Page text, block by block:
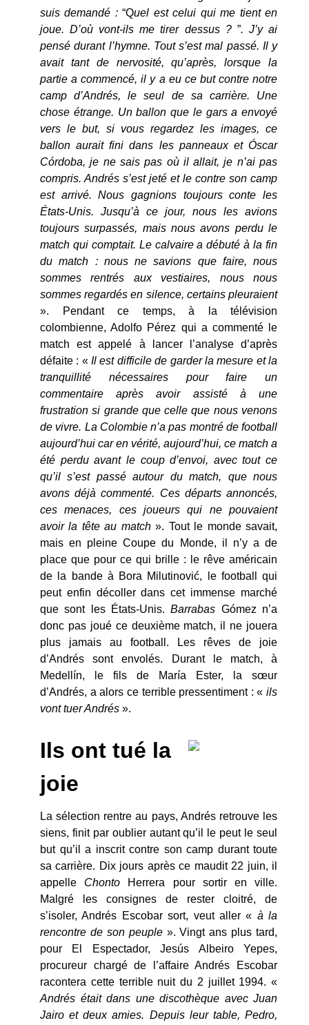
suis demandé :“Quel est celui qui me tient en
joue. D’où vont-ils me tirer dessus ?”. J’y ai
pensé durant l’hymne. Tout s’est mal passé. Il y
avait tant de nervosité, qu’après, lorsque la
partie a commencé, il y a eu ce but contre notre
camp d’Andrés, le seul de sa carrière. Une
chose étrange. Un ballon que le gars a envoyé
vers le but, si vous regardez les images, ce
ballon aurait fini dans les panneaux et Óscar
Córdoba, je ne sais pas où il allait, je n’ai pas
compris. Andrés s’est jeté et le contre son camp
est arrivé. Nous gagnions toujours conte les
États-Unis. Jusqu’à ce jour, nous les avions
toujours surpassés, mais nous avons perdu le
match qui comptait. Le calvaire a débuté à la fin
du match : nous ne savions que faire, nous
sommes rentrés aux vestiaires, nous nous
sommes regardés en silence, certains pleuraient
». Pendant ce temps, à la télévision
colombienne, Adolfo Pérez qui a commenté le
match est appelé à lancer l’analyse d’après
défaite : «Il est difficile de garder la mesure et la
tranquillité nécessaires pour faire un
commentaire après avoir assisté à une
frustration si grande que celle que nous venons
de vivre. La Colombie n’a pas montré de football
aujourd’hui car en vérité, aujourd’hui, ce match a
été perdu avant le coup d’envoi, avec tout ce
qu’il s’est passé autour du match, que nous
avons déjà commenté. Ces départs annoncés,
ces menaces, ces joueurs qui ne pouvaient
avoir la tête au match». Tout le monde savait,
mais en pleine Coupe du Monde, il n’y a de
place que pour ce qui brille : le rêve américain
de la bande à Bora Milutinović, le football qui
peut enfin décoller dans cet immense marché
que sont les États-Unis.Barrabas Gómez n’a
donc pas joué ce deuxième match, il ne jouera
plus jamais au football. Les rêves de joie
d’Andrés sont envolés. Durant le match, à
Medellín, le fils de María Ester, la sœur
d’Andrés, a alors ce terrible pressentiment : « ils
vont tuer Andrés ».
Ils ont tué la
joie
La sélection rentre au pays, Andrés retrouve les
siens, finit par oublier autant qu’il le peut le seul
but qu’il a inscrit contre son camp durant toute
sa carrière. Dix jours après ce maudit 22 juin, il
appelle Chonto Herrera pour sortir en ville.
Malgré les consignes de rester cloitré, de
s’isoler, Andrés Escobar sort, veut aller « à la
rencontre de son peuple». Vingt ans plus tard,
pour El Espectador, Jesús Albeiro Yepes,
procureur chargé de l’affaire Andrés Escobar
racontera cette terrible nuit du 2 juillet 1994. «
Andrés était dans une discothèque avec Juan
Jairo et deux amies. Depuis leur table, Pedro,